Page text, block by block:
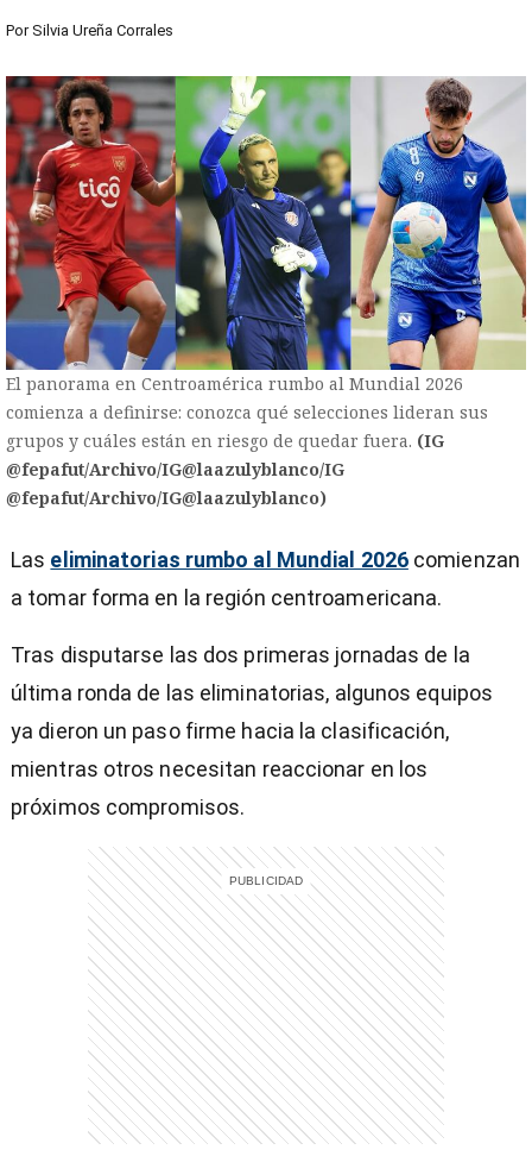
Por Silvia Ureña Corrales
El panorama en Centroamérica rumbo al Mundial 2026
comienza a definirse: conozca qué selecciones lideran sus
grupos y cuáles están en riesgo de quedar fuera. (IG
@fepafut/Archivo/IG@laazulyblanco/IG
@fepafut/Archivo/IG@laazulyblanco)
Las eliminatorias rumbo al Mundial 2026comienzan
a tomar forma en la región centroamericana.
Tras disputarse las dos primeras jornadas de la
última ronda de las eliminatorias, algunos equipos
ya dieron un paso firme hacia la clasificación,
mientras otros necesitan reaccionar en los
próximos compromisos.